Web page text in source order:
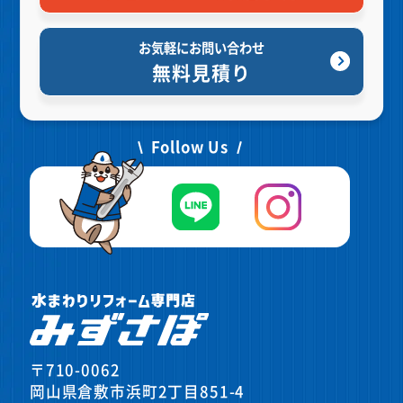
お気軽にお問い合わせ
無料見積り
Follow Us
〒710-0062
岡山県倉敷市浜町2丁目851-4